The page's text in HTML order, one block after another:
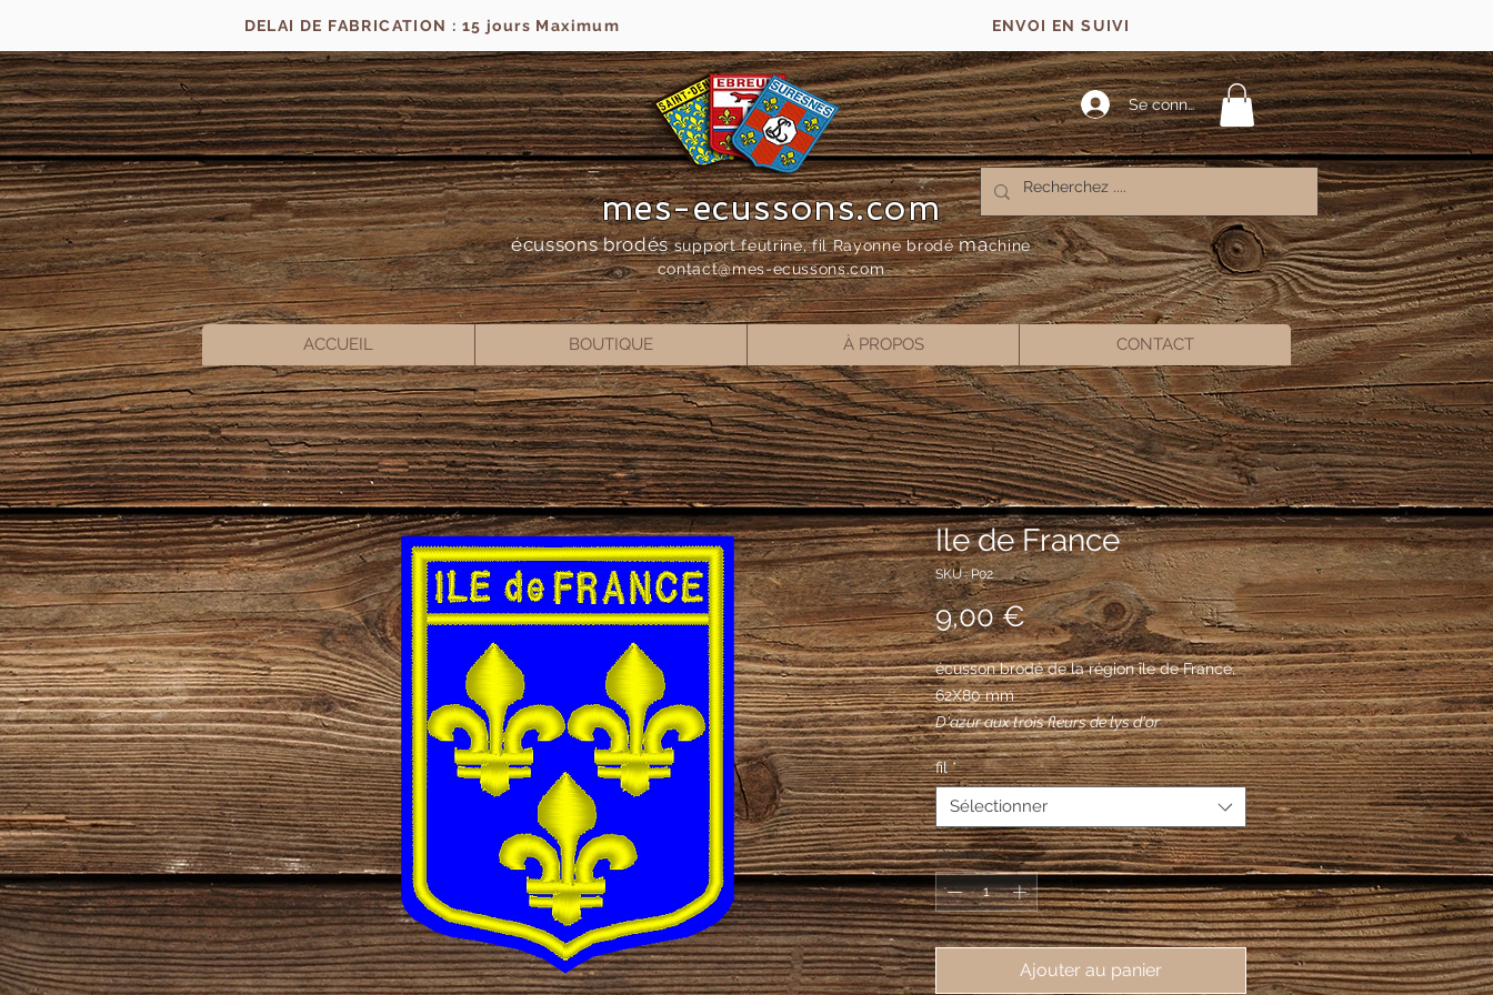
DELAI DE FABRICATION : 15 jours Maximum ENVOI EN SUIVI
Se connecter
mes-ecussons.com
écussons brodés support feutrine, fil Rayonne brodémachine
contact@mes-ecussons.com
ACCUEIL BOUTIQUE À PROPOS CONTACT
Ile de France
SKU : P02
9,00 €Prix
écusson brodé de la région île de France,
62X80 mm
D'azur aux trois fleurs de lys d'or
fil *
Sélectionner
Quantité *
Ajouter au panier